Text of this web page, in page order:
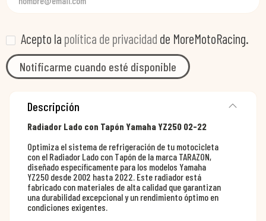
Acepto la política de privacidad de MoreMotoRacing.
Notificarme cuando esté disponible
Descripción
Radiador Lado con Tapón Yamaha YZ250 02-22
Optimiza el sistema de refrigeración de tu motocicleta
con el Radiador Lado con Tapón de la marca TARAZON,
diseñado específicamente para los modelos Yamaha
YZ250 desde 2002 hasta 2022. Este radiador está
fabricado con materiales de alta calidad que garantizan
una durabilidad excepcional y un rendimiento óptimo en
condiciones exigentes.